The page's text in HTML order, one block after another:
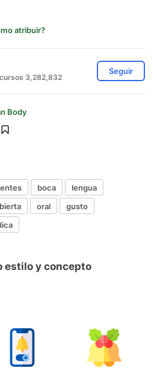
atribuir?
3,282,832
Seguir
Body
boca
lengua
oral
gusto
estilo y concepto